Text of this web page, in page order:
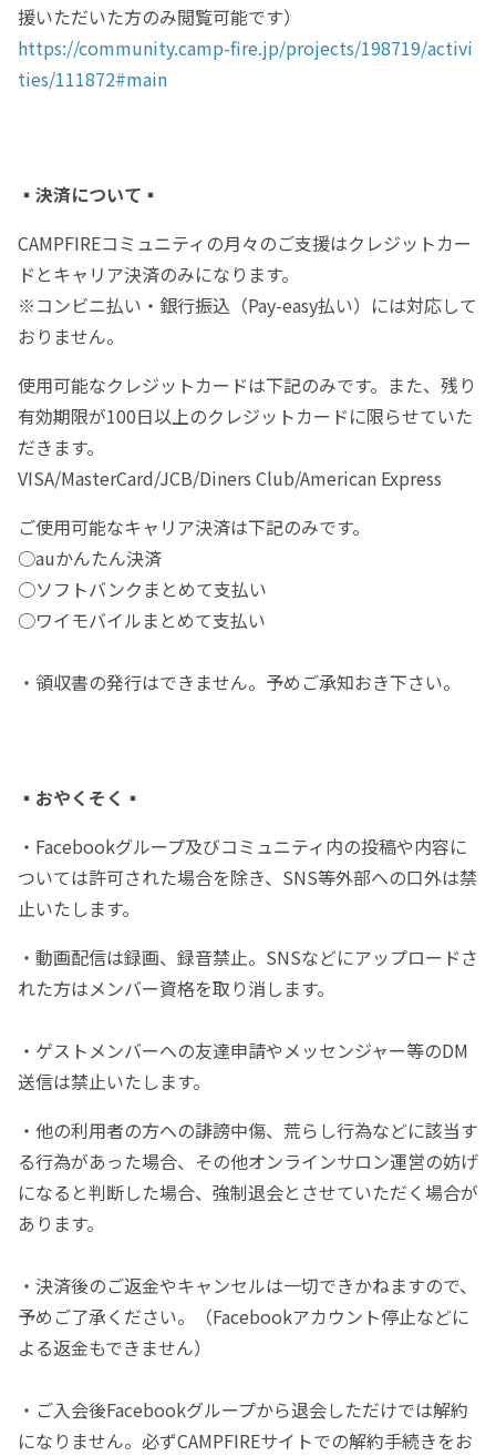
援いただいた方のみ閲覧可能です）
https://community.camp-fire.jp/projects/198719/activi
ties/111872#main
▪️決済について▪️
CAMPFIREコミュニティの月々のご支援はクレジットカー
ドとキャリア決済のみになります。
※コンビニ払い・銀行振込（Pay-easy払い）には対応して
おりません。
使用可能なクレジットカードは下記のみです。また、残り
有効期限が100日以上のクレジットカードに限らせていた
だきます。
VISA/MasterCard/JCB/Diners Club/American Express
ご使用可能なキャリア決済は下記のみです。
○auかんたん決済
○ソフトバンクまとめて支払い
○ワイモバイルまとめて支払い
・領収書の発行はできません。予めご承知おき下さい。
▪️おやくそく▪️
・Facebookグループ及びコミュニティ内の投稿や内容に
ついては許可された場合を除き、SNS等外部への口外は禁
止いたします。
・動画配信は録画、録音禁止。SNSなどにアップロードさ
れた方はメンバー資格を取り消します。
・ゲストメンバーへの友達申請やメッセンジャー等のDM
送信は禁止いたします。
・他の利用者の方への誹謗中傷、荒らし行為などに該当す
る行為があった場合、その他オンラインサロン運営の妨げ
になると判断した場合、強制退会とさせていただく場合が
あります。
・決済後のご返金やキャンセルは一切できかねますので、
予めご了承ください。（Facebookアカウント停止などに
よる返金もできません）
・ご入会後Facebookグループから退会しただけでは解約
になりません。必ずCAMPFIREサイトでの解約手続きをお